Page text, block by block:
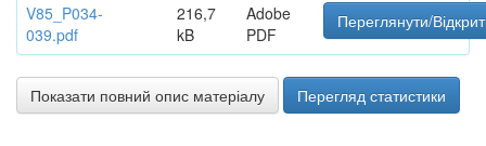
V85_P034-
039.pdf
216,7
kB
Adobe
PDF
Переглянути/
Показати повний опис матеріалу Перегляд статистики